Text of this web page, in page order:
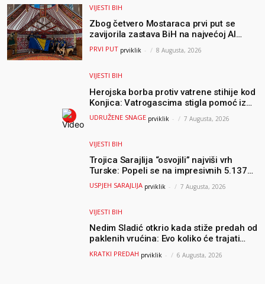
VIJESTI BIH
Zbog četvero Mostaraca prvi put se
zavijorila zastava BiH na najvećoj AI
olimpijadi, a sada je njihov mentor
postao član komiteta Međunarodne
PRVI PUT prviklik - 8 Augusta, 2026
VIJESTI BIH
Herojska borba protiv vatrene stihije kod
Konjica: Vatrogascima stigla pomoć iz
Sarajeva, helikopteri i Air Tractori
UDRUŽENE SNAGE prviklik - 7 Augusta, 2026
VIJESTI BIH
Trojica Sarajlija “osvojili” najviši vrh
Turske: Popeli se na impresivnih 5.137
metara
USPJEH SARAJLIJA prviklik - 7 Augusta, 2026
VIJESTI BIH
Nedim Sladić otkrio kada stiže predah od
paklenih vrućina: Evo koliko će trajati
osvježenje u BiH
KRATKI PREDAH prviklik - 6 Augusta, 2026